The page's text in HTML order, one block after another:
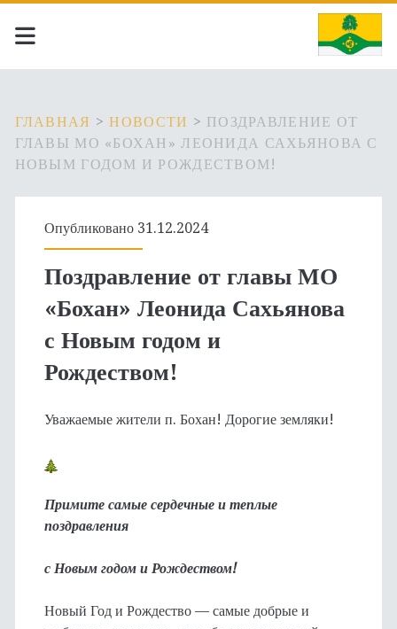
ГЛАВНАЯ >НОВОСТИ > ПОЗДРАВЛЕНИЕ ОТ
ГЛАВЫ МО «БОХАН» ЛЕОНИДА САХЬЯНОВА С
НОВЫМ ГОДОМ И РОЖДЕСТВОМ!
Опубликовано 31.12.2024
Поздравление от главы МО
«Бохан» Леонида Сахьянова
с Новым годом и
Рождеством!
Уважаемые жители п. Бохан! Дорогие земляки!
Примите самые сердечные и теплые
поздравления
с Новым годом и Рождеством!
Новый Год и Рождество — самые добрые и